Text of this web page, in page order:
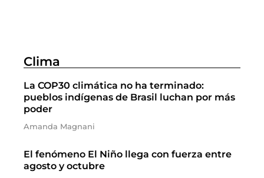
Clima
La COP30 climática no ha terminado:
pueblos indígenas de Brasil luchan por más
poder
Amanda Magnani
El fenómeno El Niño llega con fuerza entre
agosto y octubre